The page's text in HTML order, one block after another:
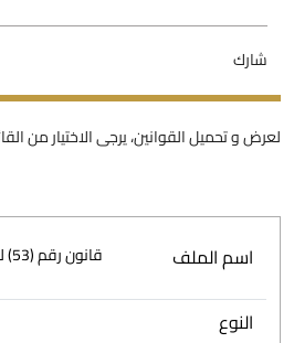
شارك
لعرض و تحميل القوانين، يرجى الاختيار من
اسم الملف
النوع